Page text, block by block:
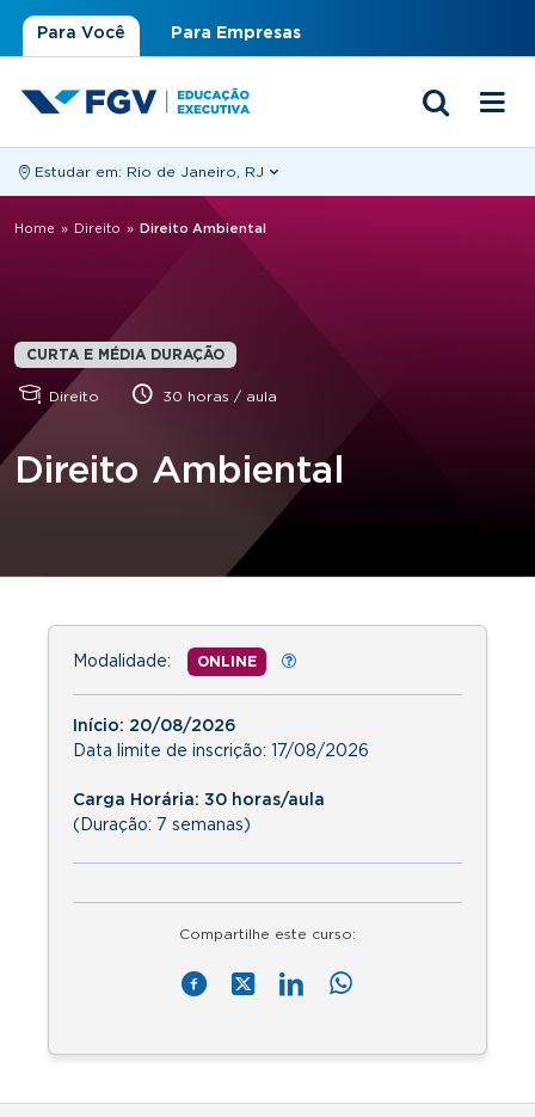
Para Você Para Empresas
Estudar em: Rio de Janeiro, RJ
Você está aqui
Home » Direito » Direito Ambiental
CURTA E MÉDIA DURAÇÃO
Direito 30 horas / aula
Direito Ambiental
Modalidade: ONLINE
Início: 20/08/2026
Data limite de inscrição: 17/08/2026
Carga Horária: 30 horas/aula
(Duração: 7 semanas)
Compartilhe este curso: